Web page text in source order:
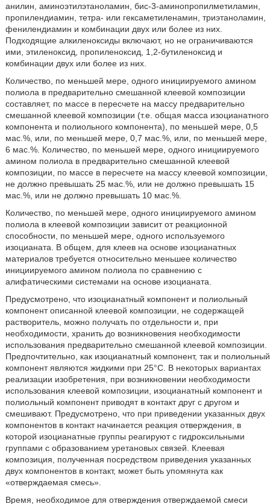
анилин, аминоэтилэтаноламин, бис-3-аминопропилметиламин,
пропилендиамин, тетра- или гексаметиленамин, триэтаноламин,
фенилендиамин и комбинации двух или более из них.
Подходящие алкиленоксиды включают, но не ограничиваются
ими, этиленоксид, пропиленоксид, 1,2-бутиленоксид и
комбинации двух или более из них.
Количество, по меньшей мере, одного инициируемого амином
полиола в предварительно смешанной клеевой композиции
составляет, по массе в пересчете на массу предварительно
смешанной клеевой композиции (т.е. общая масса изоцианатного
компонента и полиольного компонента), по меньшей мере, 0,5
мас.%, или, по меньшей мере, 0,7 мас.%, или, по меньшей мере,
6 мас.%. Количество, по меньшей мере, одного инициируемого
амином полиола в предварительно смешанной клеевой
композиции, по массе в пересчете на массу клеевой композиции,
не должно превышать 25 мас.%, или не должно превышать 15
мас.%, или не должно превышать 10 мас.%.
Количество, по меньшей мере, одного инициируемого амином
полиола в клеевой композиции зависит от реакционной
способности, по меньшей мере, одного используемого
изоцианата. В общем, для клеев на основе изоцианатных
материалов требуется относительно меньшее количество
инициируемого амином полиола по сравнению с
алифатическими системами на основе изоцианата.
Предусмотрено, что изоцианатный компонент и полиольный
компонент описанной клеевой композиции, не содержащей
растворитель, можно получать по отдельности и, при
необходимости, хранить до возникновения необходимости
использования предварительно смешанной клеевой композиции.
Предпочтительно, как изоцианатный компонент, так и полиольный
компонент являются жидкими при 25°С. В некоторых вариантах
реализации изобретения, при возникновении необходимости
использования клеевой композиции, изоцианатный компонент и
полиольный компонент приводят в контакт друг с другом и
смешивают. Предусмотрено, что при приведении указанных двух
компонентов в контакт начинается реакция отверждения, в
которой изоцианатные группы реагируют с гидроксильными
группами с образованием уретановых связей. Клеевая
композиция, полученная посредством приведения указанных
двух компонентов в контакт, может быть упомянута как
«отверждаемая смесь».
Время, необходимое для отверждения отверждаемой смеси